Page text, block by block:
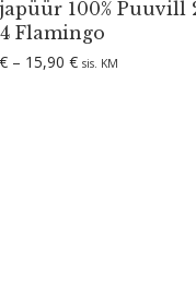
100% Puuvill
Flamingo
€ – 15,90 €Hinnavahemik:
sis. KM